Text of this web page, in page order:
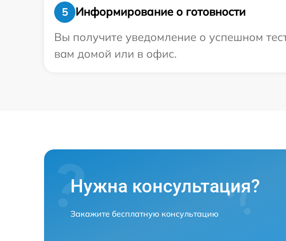
5
Информирование о готовности
Вы получите уведомление о успешном
вам домой или в офис.
Нужна консультация?
Закажите бесплатную консультацию